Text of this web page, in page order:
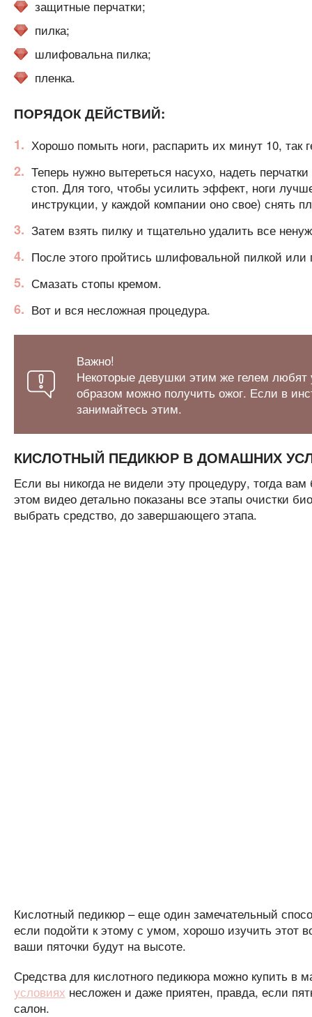
защитные перчатки;
пилка;
шлифовальна пилка;
пленка.
ПОРЯДОК ДЕЙСТВИЙ:
Хорошо помыть ноги, распарить их минут 10, так
Теперь нужно вытереться насухо, надеть
стоп. Для того, чтобы усилить эффект, ноги
инструкции, у каждой компании оно свое) снять
Затем взять пилку и тщательно удалить все
После этого пройтись шлифовальной пилкой или
Смазать стопы кремом.
Вот и вся несложная процедура.
Важно!
Некоторые девушки этим же гелем любят
образом можно получить ожог. Если в
занимайтесь этим.
КИСЛОТНЫЙ ПЕДИКЮР В ДОМАШНИХ
Если вы никогда не видели эту процедуру, тогда
этом видео детально показаны все этапы очистки
выбрать средство, до завершающего этапа.
Кислотный педикюр – еще один замечательный
если подойти к этому с умом, хорошо изучить этот
ваши пяточки будут на высоте.
Средства для кислотного педикюра можно купить в
условиях несложен и даже приятен, правда, если
салон.